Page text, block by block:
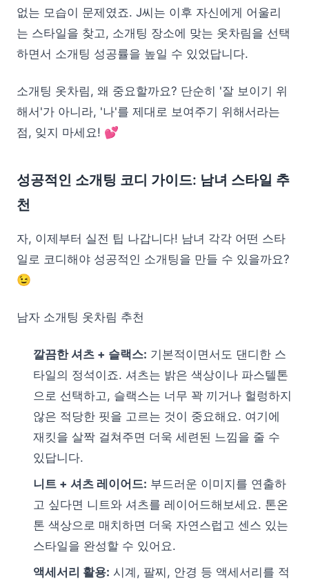
없는 모습이 문제였죠. J씨는 이후 자신에게 어울리
는 스타일을 찾고, 소개팅 장소에 맞는 옷차림을 선택
하면서 소개팅 성공률을 높일 수 있었답니다.
소개팅 옷차림, 왜 중요할까요? 단순히 '잘 보이기 위
해서'가 아니라, '나'를 제대로 보여주기 위해서라는
점, 잊지 마세요! 💕
성공적인 소개팅 코디 가이드: 남녀 스타일 추
천
자, 이제부터 실전 팁 나갑니다! 남녀 각각 어떤 스타
일로 코디해야 성공적인 소개팅을 만들 수 있을까요?
😉
남자 소개팅 옷차림 추천
깔끔한 셔츠 + 슬랙스: 기본적이면서도 댄디한 스
타일의 정석이죠. 셔츠는 밝은 색상이나 파스텔톤
으로 선택하고, 슬랙스는 너무 꽉 끼거나 헐렁하지
않은 적당한 핏을 고르는 것이 중요해요. 여기에
재킷을 살짝 걸쳐주면 더욱 세련된 느낌을 줄 수
있답니다.
니트 + 셔츠 레이어드: 부드러운 이미지를 연출하
고 싶다면 니트와 셔츠를 레이어드해보세요. 톤온
톤 색상으로 매치하면 더욱 자연스럽고 센스 있는
스타일을 완성할 수 있어요.
액세서리 활용: 시계, 팔찌, 안경 등 액세서리를 적